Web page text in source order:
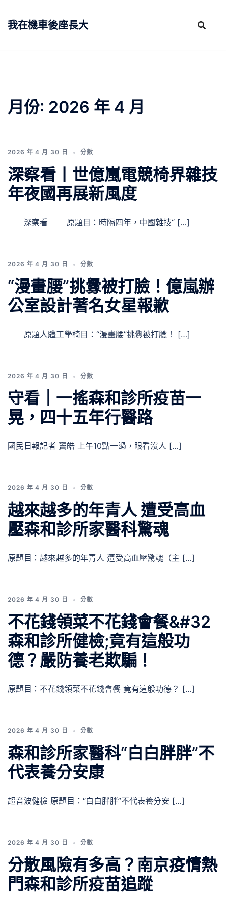
我在機車後座長大
月份: 2026 年 4 月
2026 年 4 月 30 日 分數
深察看丨世億嵐電競椅界雜技
年夜國再展新風度
深察看 原題目：時隔四年，中國雜技“ […]
2026 年 4 月 30 日 分數
“漫畫腰”挑釁被打臉！億嵐辦
公室設計著名女星報歉
原題人體工學椅目：“漫畫腰”挑釁被打臉！ […]
2026 年 4 月 30 日 分數
守看｜一搖森和診所疫苗一
晃，四十五年行醫路
國民日報記者 竇皓 上午10點一過，眼看沒人 […]
2026 年 4 月 30 日 分數
越來越多的年青人 遭受高血
壓森和診所家醫科驚魂
原題目：越來越多的年青人 遭受高血壓驚魂（主 […]
2026 年 4 月 30 日 分數
不花錢領菜不花錢會餐&#32
森和診所健檢;竟有這般功
德？嚴防養老欺騙！
原題目：不花錢領菜不花錢會餐 竟有這般功德？ […]
2026 年 4 月 30 日 分數
森和診所家醫科“白白胖胖”不
代表養分安康
超音波健檢 原題目：“白白胖胖”不代表養分安 […]
2026 年 4 月 30 日 分數
分散風險有多高？南京疫情熱
門森和診所疫苗追蹤